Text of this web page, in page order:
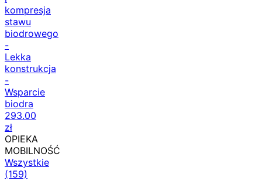
kompresja
stawu
biodrowego
-
Lekka
konstrukcja
-
Wsparcie
biodra
293.00
zł
OPIEKA
MOBILNOŚĆ
Wszystkie
(159)